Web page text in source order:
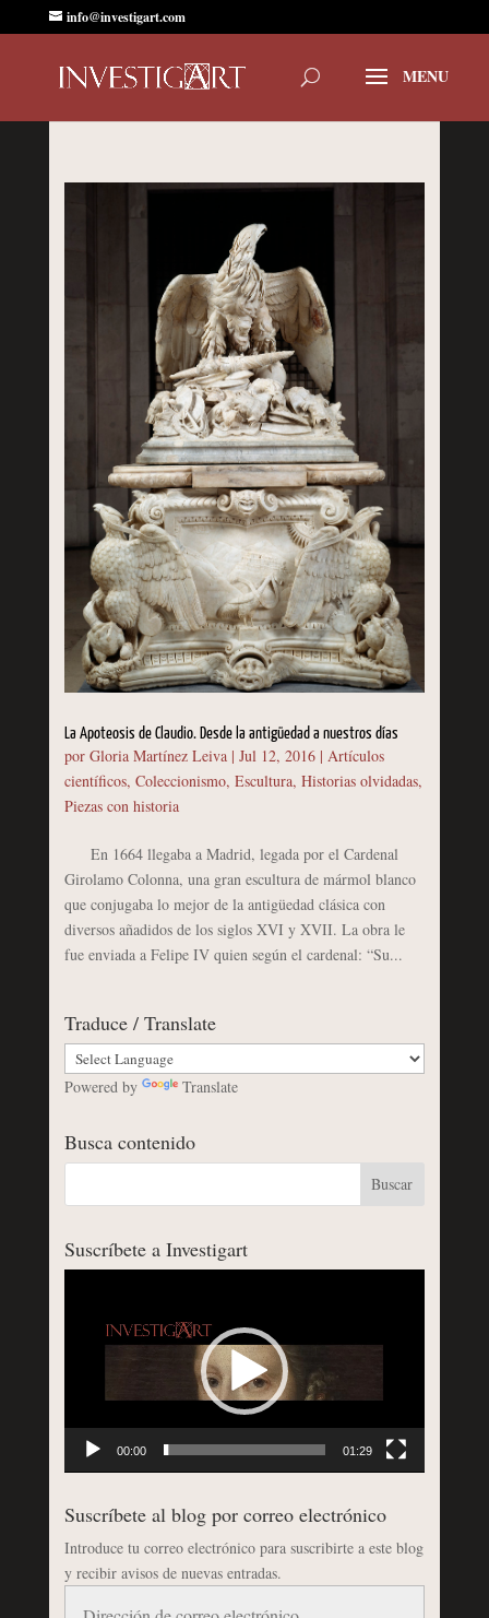
info@investigart.com
La Apoteosis de Claudio. Desde la antigüedad a nuestros días
por Gloria Martínez Leiva| Jul 12, 2016| Artículos
científicos, Coleccionismo, Escultura, Historias olvidadas,
Piezas con historia
En 1664 llegaba a Madrid, legada por el Cardenal
Girolamo Colonna, una gran escultura de mármol blanco
que conjugaba lo mejor de la antigüedad clásica con
diversos añadidos de los siglos XVI y XVII. La obra le
fue enviada a Felipe IV quien según el cardenal: “Su...
Traduce / Translate
Powered by Translate
Busca contenido
Suscríbete a Investigart
00:00 01:29
Suscríbete al blog por correo electrónico
Introduce tu correo electrónico para suscribirte a este blog
y recibir avisos de nuevas entradas.